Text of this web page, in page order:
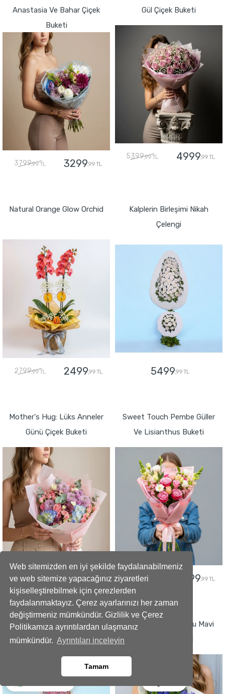
Web sitemizden en iyi şekilde faydalanabilmeniz
ve web sitemize yapacağınız ziyaretleri
kişiselleştirebilmek için çerezlerden
faydalanmaktayız. Çerez ayarlarınızı her zaman
değiştirmeniz mümkündür. Gizlilik ve Çerez
Politikamıza ayrıntılardan ulaşmanız
mümkündür. Ayrıntıları inceleyin
Tamam
Anastasia Ve Bahar Çiçek
Buketi
3799,99 TL 3299,99 TL
Gül Çiçek Buketi
5399,99 TL 4999,99 TL
Natural Orange Glow Orchid
2799,99 TL 2499,99 TL
Kalplerin Birleşimi Nikah
Çelengi
5499,99 TL
Mother's Hug: Lüks Anneler
Günü Çiçek Buketi
5799,99 TL 5299,99 TL
GÖNDER
Sweet Touch Pembe Güller
Ve Lisianthus Buketi
2799,99 TL 2499,99 TL
GÖNDER
Büyüleyici Anlar Açılış Çelengi
İmza Tasarımlı Kokulu Mavi
Sümbül Buketi